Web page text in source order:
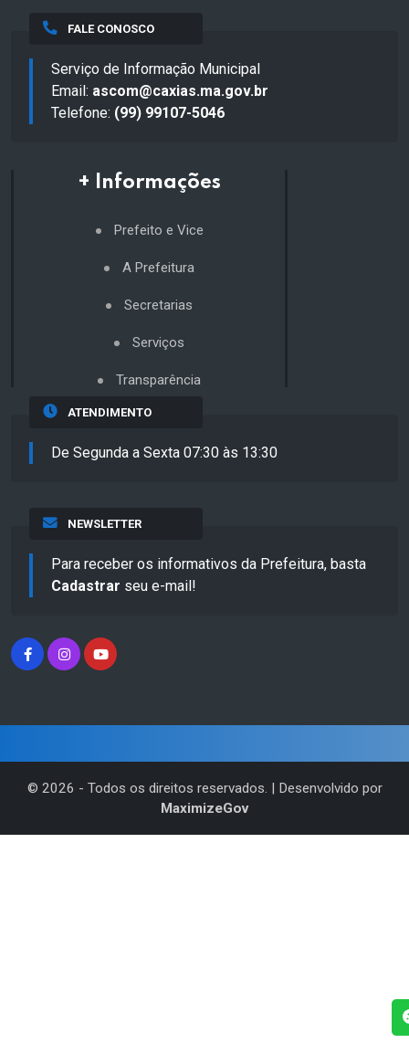
FALE CONOSCO
Serviço de Informação Municipal
Email: ascom@caxias.ma.gov.br
Telefone: (99) 99107-5046
+ Informações
Prefeito e Vice
A Prefeitura
Secretarias
Serviços
Transparência
ATENDIMENTO
De Segunda a Sexta 07:30 às 13:30
NEWSLETTER
Para receber os informativos da Prefeitura, basta
Cadastrar seu e-mail!
© 2026 - Todos os direitos reservados. | Desenvolvido por
MaximizeGov